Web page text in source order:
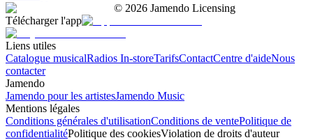
© 2026 Jamendo Licensing
Télécharger l'app
Liens utiles
Catalogue musicalRadios In-storeTarifsContactCentre d'aideNous
contacter
Jamendo
Jamendo pour les artistesJamendo Music
Mentions légales
Conditions générales d'utilisationConditions de ventePolitique de
confidentialitéPolitique des cookiesViolation de droits d'auteur